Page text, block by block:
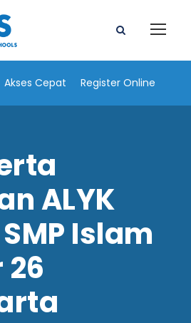
Akses Cepat Register Online
ALYK
Islam
26